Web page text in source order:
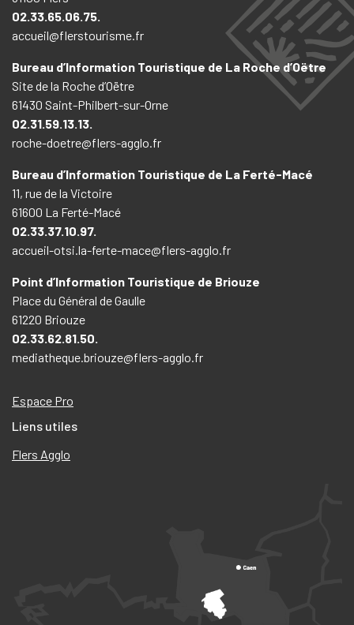
02.33.65.06.75.
accueil@flerstourisme.fr
Bureau d’Information Touristique de La Roche d’Oëtre
Site de la Roche d’Oëtre
61430 Saint-Philbert-sur-Orne
02.31.59.13.13.
roche-doetre@flers-agglo.fr
Bureau d’Information Touristique de La Ferté-Macé
11, rue de la Victoire
61600 La Ferté-Macé
02.33.37.10.97.
accueil-otsi.la-ferte-mace@flers-agglo.fr
Point d’Information Touristique de Briouze
Place du Général de Gaulle
61220 Briouze
02.33.62.81.50.
mediatheque.briouze@flers-agglo.fr
Espace Pro
Liens utiles
Flers Agglo